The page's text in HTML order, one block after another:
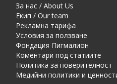
За нас / About Us
Екип / Our team
Рекламна тарифа
Условия за ползване
Фондация Пигмалион
Kоментaри под статиите
Политика за поверителност
Медийни политики и